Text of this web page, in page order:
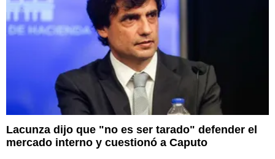
Lacunza dijo que "no es ser tarado" defender el
mercado interno y cuestionó a Caputo